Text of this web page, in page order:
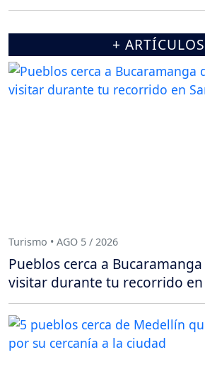
+ ARTÍCULOS
Turismo • AGO 5 / 2026
Pueblos cerca a
visitar durante tu recorrido